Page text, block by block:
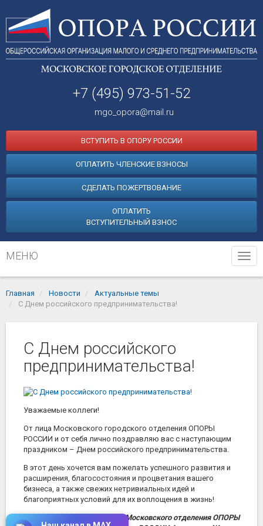
+7 (495) 973-51-52
mgo_opora@mail.ru
ВСТУПИТЬ В ОПОРУ РОССИИ
ОПЛАТИТЬ ЧЛЕНСКИЕ ВЗНОСЫ
СДЕЛАТЬ ПОЖЕРТВОВАНИЕ
ОПЛАТИТЬ
ВСТУПИТЕЛЬНЫЙ ВЗНОС
МЕНЮ
Главная Новости
Актуальные темы
С Днем российского предпринимательства!
С Днем российского
предпринимательства!
Уважаемые коллеги!
От лица Московского городского отделения ОПОРЫ
РОССИИ и от себя лично поздравляю вас с наступающим
праздником – Днем российского предпринимательства.
В этот день хочется вам пожелать успешного развития и
расширения, благосостояния и процветания вашего
бизнеса, а также свежих нетривиальных идей и
благоприятных условий для их воплощения в жизнь!
Председатель Совета Московского отделения ОПОРЫ